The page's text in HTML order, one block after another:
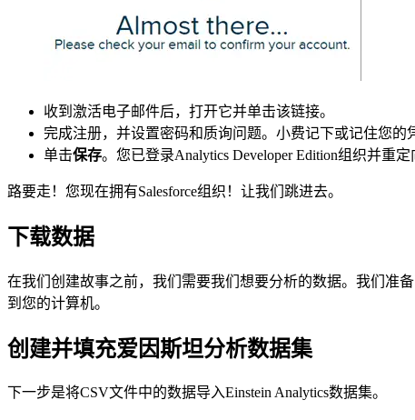
收到激活电子邮件后，打开它并单击该链接。
完成注册，并设置密码和质询问题。小费记下或记住您的
单击保存。您已登录Analytics Developer Edition组织并重定
路要走！您现在拥有Salesforce组织！让我们跳进去。
下载数据
在我们创建故事之前，我们需要我们想要分析的数据。我们准
到您的计算机。
创建并填充爱因斯坦分析数据集
下一步是将CSV文件中的数据导入Einstein Analytics数据集。